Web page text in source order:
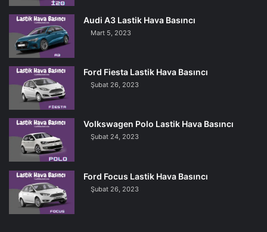
Audi A3 Lastik Hava Basıncı
Mart 5, 2023
Ford Fiesta Lastik Hava Basıncı
Şubat 26, 2023
Volkswagen Polo Lastik Hava Basıncı
Şubat 24, 2023
Ford Focus Lastik Hava Basıncı
Şubat 26, 2023